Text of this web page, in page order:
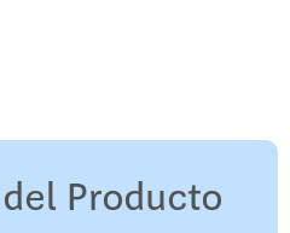
Producto